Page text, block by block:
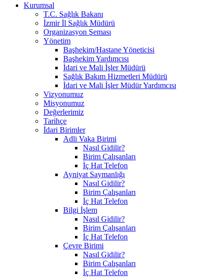
Kurumsal
T.C. Sağlık Bakanı
İzmir İl Sağlık Müdürü
Organizasyon Şeması
Yönetim
Başhekim/Hastane Yöneticisi
Başhekim Yardımcısı
İdari ve Mali İşler Müdürü
Sağlık Bakım Hizmetleri Müdürü
İdari ve Mali İşler Müdür Yardımcısı
Vizyonumuz
Misyonumuz
Değerlerimiz
Tarihçe
İdari Birimler
Adli Vaka Birimi
Nasıl Gidilir?
Birim Çalışanları
İç Hat Telefon
Ayniyat Saymanlığı
Nasıl Gidilir?
Birim Çalışanları
İç Hat Telefon
Bilgi İşlem
Nasıl Gidilir?
Birim Çalışanları
İç Hat Telefon
Çevre Birimi
Nasıl Gidilir?
Birim Çalışanları
İç Hat Telefon